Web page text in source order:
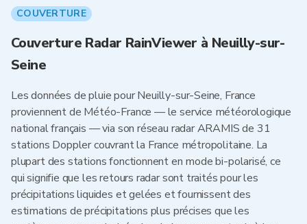
COUVERTURE
Couverture Radar RainViewer à Neuilly-sur-
Seine
Les données de pluie pour Neuilly-sur-Seine, France
proviennent de Météo-France — le service météorologique
national français — via son réseau radar ARAMIS de 31
stations Doppler couvrant la France métropolitaine. La
plupart des stations fonctionnent en mode bi-polarisé, ce
qui signifie que les retours radar sont traités pour les
précipitations liquides et gelées et fournissent des
estimations de précipitations plus précises que les